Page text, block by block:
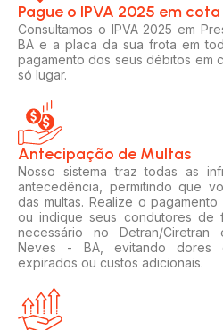
Pague o IPVA 2025 em
Consultamos o IPVA 2025 em
BA e a placa da sua frota em
pagamento dos seus débitos em
só lugar.
Antecipação de Multas
Nosso sistema traz todas as
antecedência, permitindo que
das multas. Realize o
ou indique seus condutores de
necessário no Detran/Ciretran
Neves - BA, evitando dores
expirados ou custos adicionais.